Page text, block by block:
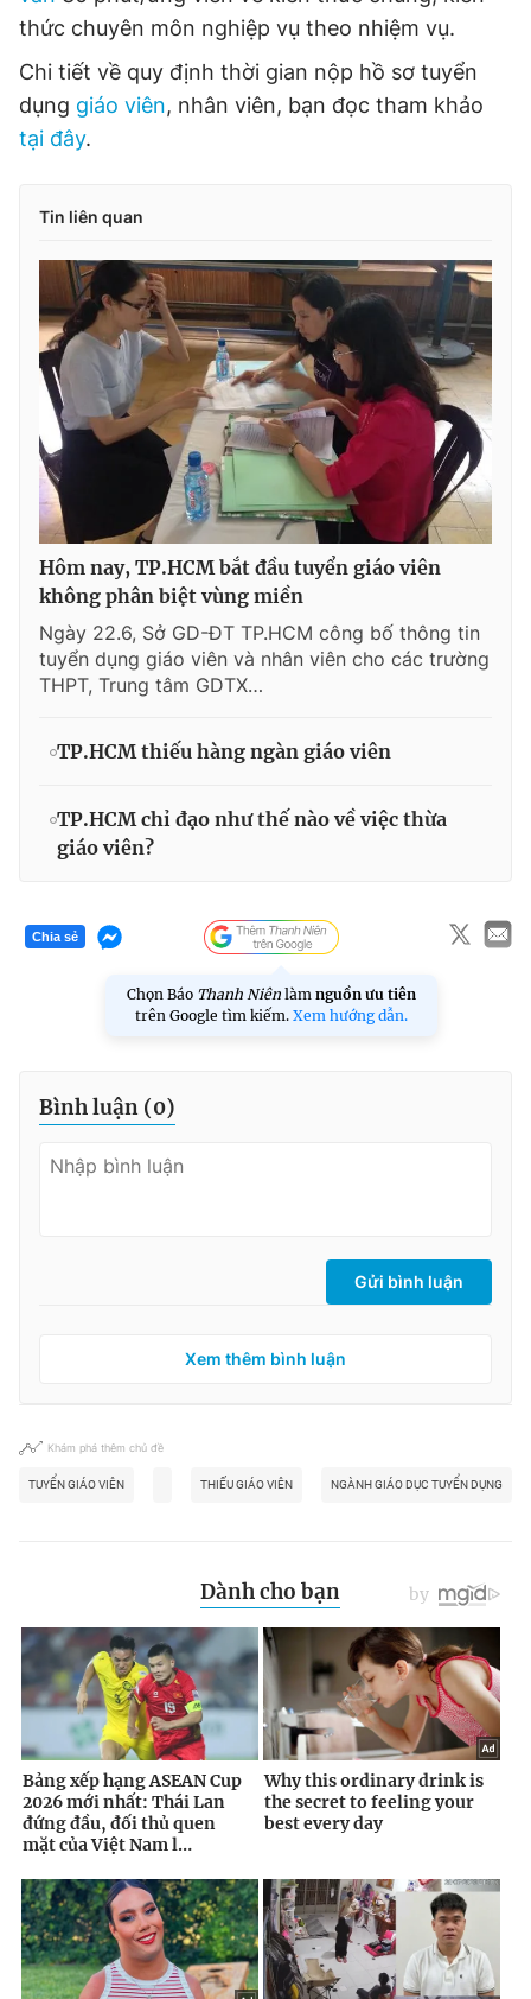
thức chuyên môn nghiệp vụ theo nhiệm vụ.
Chi tiết về quy định thời gian nộp hồ sơ tuyển
dụng giáo viên, nhân viên, bạn đọc tham khảo
tại đây.
Tin liên quan
Hôm nay, TP.HCM bắt đầu tuyển giáo viên
không phân biệt vùng miền
Ngày 22.6, Sở GD-ĐT TP.HCM công bố thông tin
tuyển dụng giáo viên và nhân viên cho các trường
THPT, Trung tâm GDTX…
TP.HCM thiếu hàng ngàn giáo viên
TP.HCM chỉ đạo như thế nào về việc thừa
giáo viên?
Chia sẻ
Chọn Báo Thanh Niên làm nguồn ưu tiên
trên Google tìm kiếm. Xem hướng dẫn.
Bình luận (0)
Gửi bình luận
Xem thêm bình luận
Khám phá thêm chủ đề
TUYỂN GIÁO VIÊN THIẾU GIÁO VIÊN NGÀNH GIÁO DỤC TUYỂN DỤNG